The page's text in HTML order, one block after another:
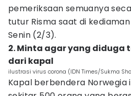
pemeriksaan semuanya
tutur Risma saat di
Senin (2/3).
2. Minta agar yang diduga
dari kapal
ilustrasi virus corona (IDN Times/Sukma
Kapal berbendera Norwegia